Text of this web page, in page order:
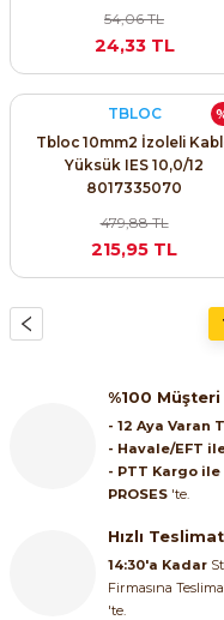
54,06 TL
24,33 TL
TBLOC
Tbloc 10mm2 İzoleli
Yüksük IES 10,0/12
8017335070
479,88 TL
215,95 TL
%100
- 12 Aya Varan
- Havale/EFT
- PTT Kargo
PROSES 'te.
Hızlı Teslimat
14:30'a Kadar
Firmasına
'te.